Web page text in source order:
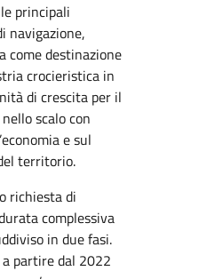
principali
navigazione,
come destinazione
crocieristica in
di crescita per il
scalo con
e sul
territorio.
richiesta di
complessiva
in due fasi.
partire dal 2022